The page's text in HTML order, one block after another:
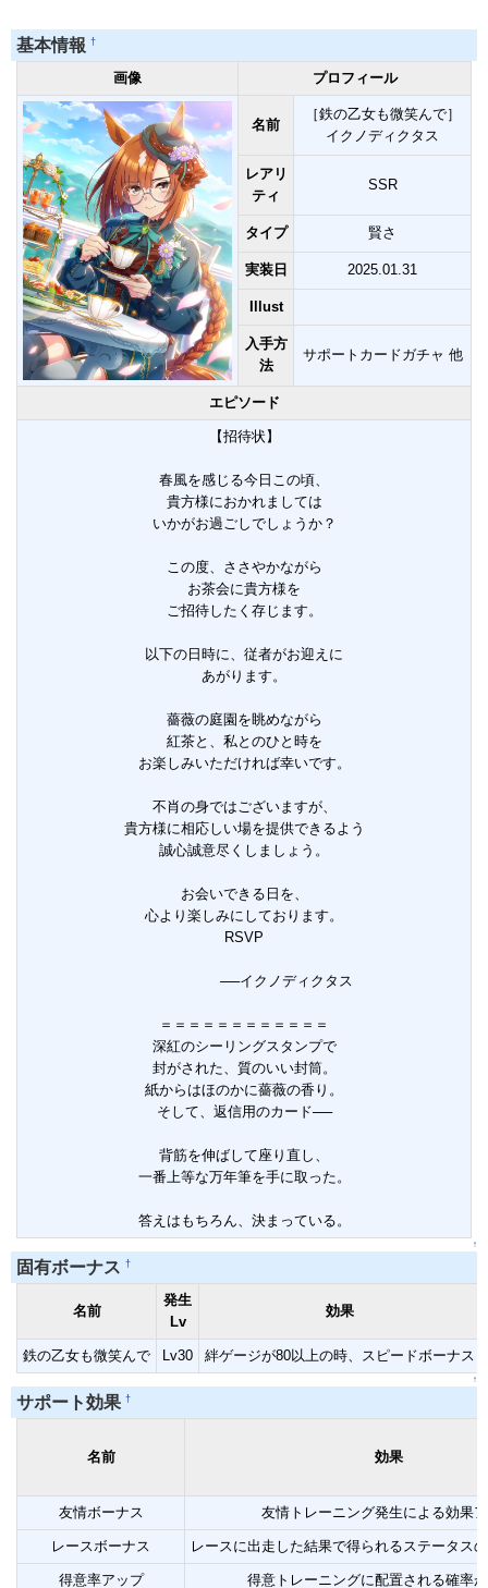
基本情報 †
画像 プロフィール
名前
［鉄の乙女も微笑んで］
イクノディクタス
レアリ
ティ
SSR
タイプ 賢さ
実装日 2025.01.31
Illust
入手方
法
サポートカードガチャ 他
エピソード
【招待状】
春風を感じる今日この頃、
貴方様におかれましては
いかがお過ごしでしょうか？
この度、ささやかながら
お茶会に貴方様を
ご招待したく存じます。
以下の日時に、従者がお迎えに
あがります。
薔薇の庭園を眺めながら
紅茶と、私とのひと時を
お楽しみいただければ幸いです。
不肖の身ではございますが、
貴方様に相応しい場を提供できるよう
誠心誠意尽くしましょう。
お会いできる日を、
心より楽しみにしております。
RSVP
──イクノディクタス
＝＝＝＝＝＝＝＝＝＝＝＝
深紅のシーリングスタンプで
封がされた、質のいい封筒。
紙からはほのかに薔薇の香り。
そして、返信用のカード──
背筋を伸ばして座り直し、
一番上等な万年筆を手に取った。
答えはもちろん、決まっている。
↑
固有ボーナス †
名前
発生
Lv
効果
鉄の乙女も微笑んで Lv30 絆ゲージが80以上の時、スピードボーナス
↑
サポート効果 †
名前 効果
友情ボーナス 友情トレーニング発生による効果
レースボーナス レースに出走した結果で得られるステータス
得意率アップ 得意トレーニングに配置される確率